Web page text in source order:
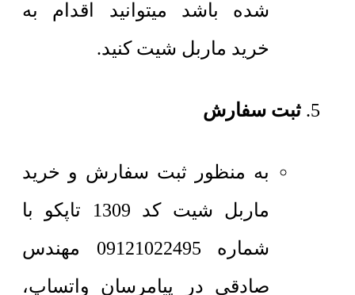
شده باشد میتوانید اقدام به
خرید ماربل شیت کنید.
ثبت سفارش
به منظور ثبت سفارش و خرید
ماربل شیت کد 1309 تاپکو با
شماره 09121022495 مهندس
صادقی در پیامرسان واتساپ،